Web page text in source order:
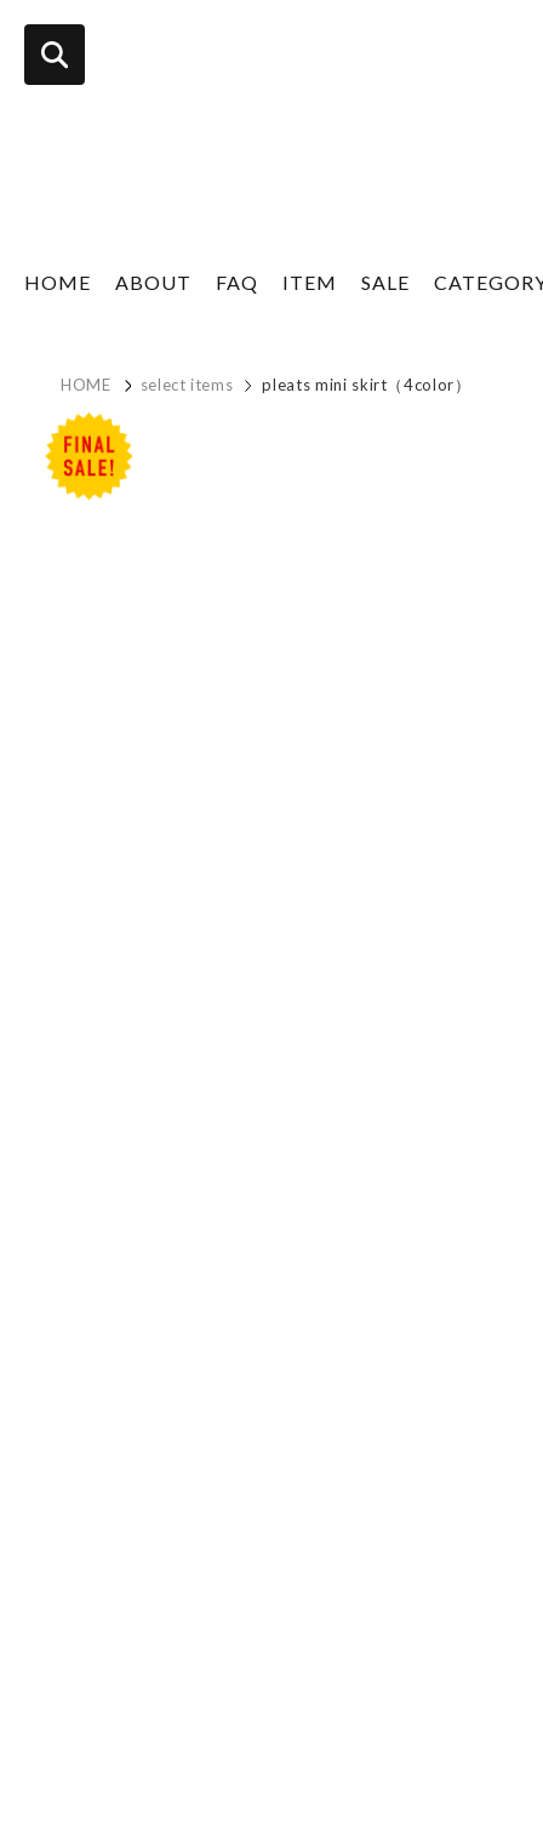
HOME ABOUT FAQ ITEM SALE
HOME select items pleats mini skirt（4color）
sale